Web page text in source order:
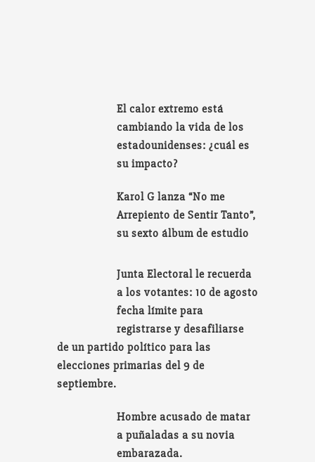
El calor extremo está
cambiando la vida de los
estadounidenses: ¿cuál es
su impacto?
Karol G lanza “No me
Arrepiento de Sentir Tanto”,
su sexto álbum de estudio
Junta Electoral le recuerda
a los votantes: 10 de agosto
fecha límite para
registrarse y desafiliarse
de un partido político para las
elecciones primarias del 9 de
septiembre.
Hombre acusado de matar
a puñaladas a su novia
embarazada.